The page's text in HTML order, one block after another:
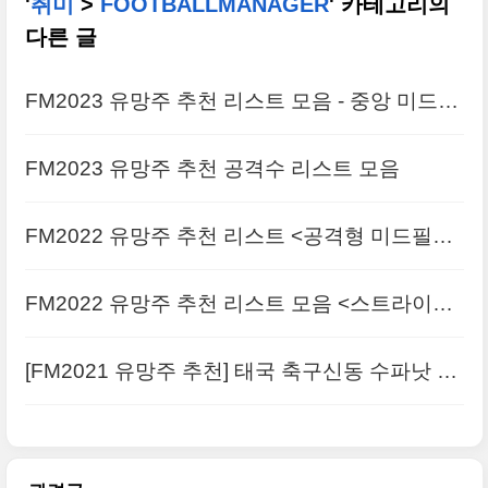
다른 글
FM2023 유망주 추천 리스트 모음 - 중앙 미드필
FM2023 유망주 추천 공격수 리스트 모음
FM2022 유망주 추천 리스트 <공격형 미드필더
FM2022 유망주 추천 리스트 모음 <스트라이커
[FM2021 유망주 추천] 태국 축구신동 수파낫 무